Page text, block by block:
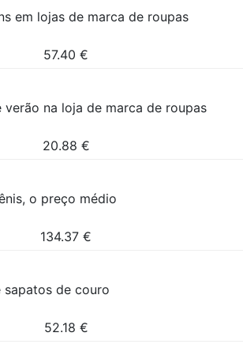
em lojas de marca de roupas
57.40 €
verão na loja de marca de roupas
20.88 €
o preço médio
134.37 €
sapatos de couro
52.18 €